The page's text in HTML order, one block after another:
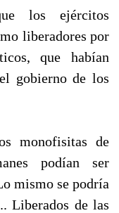
los ejércitos
liberadores por
que habían
gobierno de los
monofisitas de
podían ser
mismo se podría
Liberados de las